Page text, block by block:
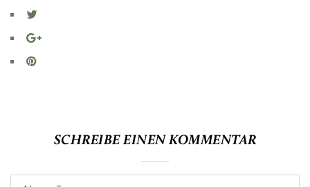
SCHREIBE EINEN KOMMENTAR